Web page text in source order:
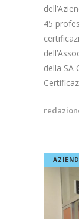
45
della SA